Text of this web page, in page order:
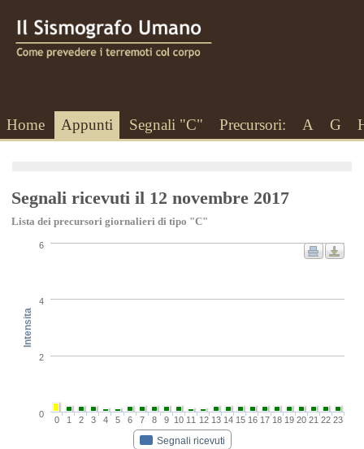
Home Appunti Segnali "C" Precursori: A G
Segnali ricevuti il 12 novembre 2017
Lista dei precursori giornalieri di tipo "C"
Intensita
Segnali ricevuti
0 1 2 3 4 5 6 7 8 9 10 11 12 13 14 15 16 17 18 19 20 21 22 23
0
2
4
6